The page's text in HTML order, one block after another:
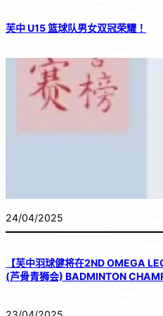
芙中 U15 篮球队男女双冠荣耀！
24/04/2025
【芙中羽球健将在2ND OMEGA
(芦骨青狮会) BADMINTON